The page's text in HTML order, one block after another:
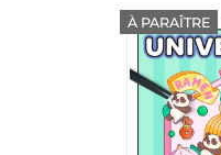
À PARAÎTRE